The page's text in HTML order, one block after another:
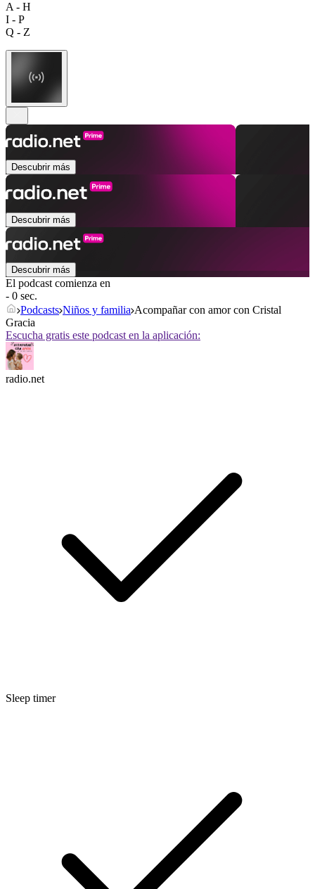
A - H
I - P
Q - Z
Descubrir más
Descubrir más
Descubrir más
El podcast comienza en
- 0 sec.
Podcasts Niños y familia Acompañar con amor con Cristal
Gracia
Escucha gratis este podcast en la aplicación:
radio.net
Sleep timer